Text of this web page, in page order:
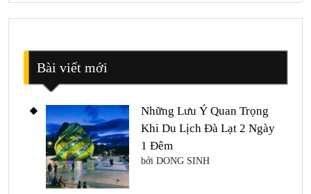
Bài viết mới
Những Lưu Ý Quan Trọng
Khi Du Lịch Đà Lạt 2 Ngày
1 Đêm
bởi DONG SINH